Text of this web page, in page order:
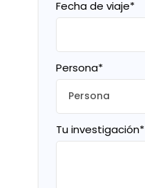
Fecha de viaje*
Persona*
Tu investigación*